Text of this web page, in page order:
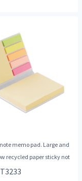
memo pad. Large and
medium yellow recycled paper sticky not